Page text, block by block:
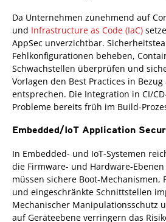
Da Unternehmen zunehmend auf
und Infrastructure as Code (IaC)
AppSec unverzichtbar.
Fehlkonfigurationen beheben,
Schwachstellen überprüfen und
Vorlagen den Best Practices in
entsprechen. Die Integration in CI/
Probleme bereits früh im Build-
Embedded/IoT Application
In Embedded- und IoT-Systemen
die Firmware- und Hardware-
müssen sichere Boot-Mechanismen,
und eingeschränkte Schnittstellen
Mechanischer Manipulationsschutz
auf Geräteebene verringern das